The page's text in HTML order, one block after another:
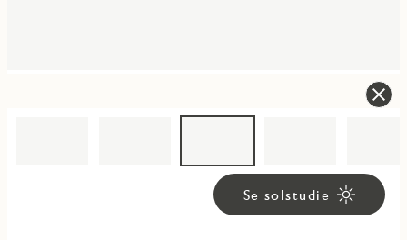
Se solstudie